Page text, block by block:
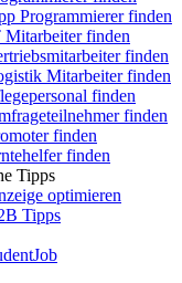
Programmierer finden
Mitarbeiter finden
finden
Mitarbeiter finden
finden
finden
finden
finden
Tipps
optimieren
Tipps